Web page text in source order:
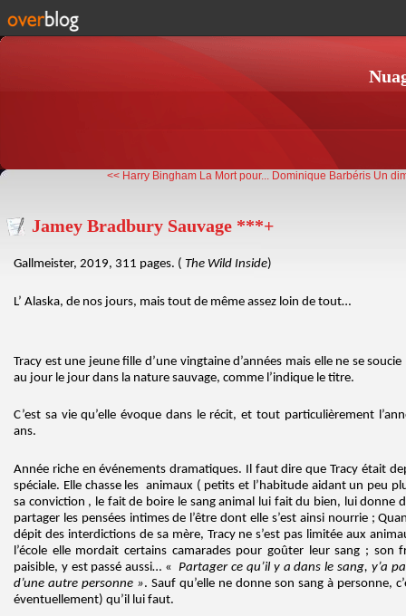
<< Harry Bingham La Mort pour... Dominique Barbéris Un
Jamey Bradbury Sauvage ***+
Gallmeister, 2019, 311 pages. ( The Wild Inside)
L’ Alaska, de nos jours, mais tout de même assez loin de tout…
Tracy est une jeune fille d’une vingtaine d’années mais elle ne se
au jour le jour dans la nature sauvage, comme l’indique le titre.
C’est sa vie qu’elle évoque dans le récit, et tout particulièrement
ans.
Année riche en événements dramatiques. Il faut dire que Tracy était
spéciale. Elle chasse les animaux ( petits et l’habitude aidant un peu
sa conviction , le fait de boire le sang animal lui fait du bien, lui donne
partager les pensées intimes de l’être dont elle s’est ainsi nourrie ;
dépit des interdictions de sa mère, Tracy ne s’est pas limitée aux
l’école elle mordait certains camarades pour goûter leur sang ;
paisible, y est passé aussi… «Partager ce qu’il y a dans le sang, y’a
d’une autre personne ». Sauf qu’elle ne donne son sang à personne,
éventuellement) qu’il lui faut.